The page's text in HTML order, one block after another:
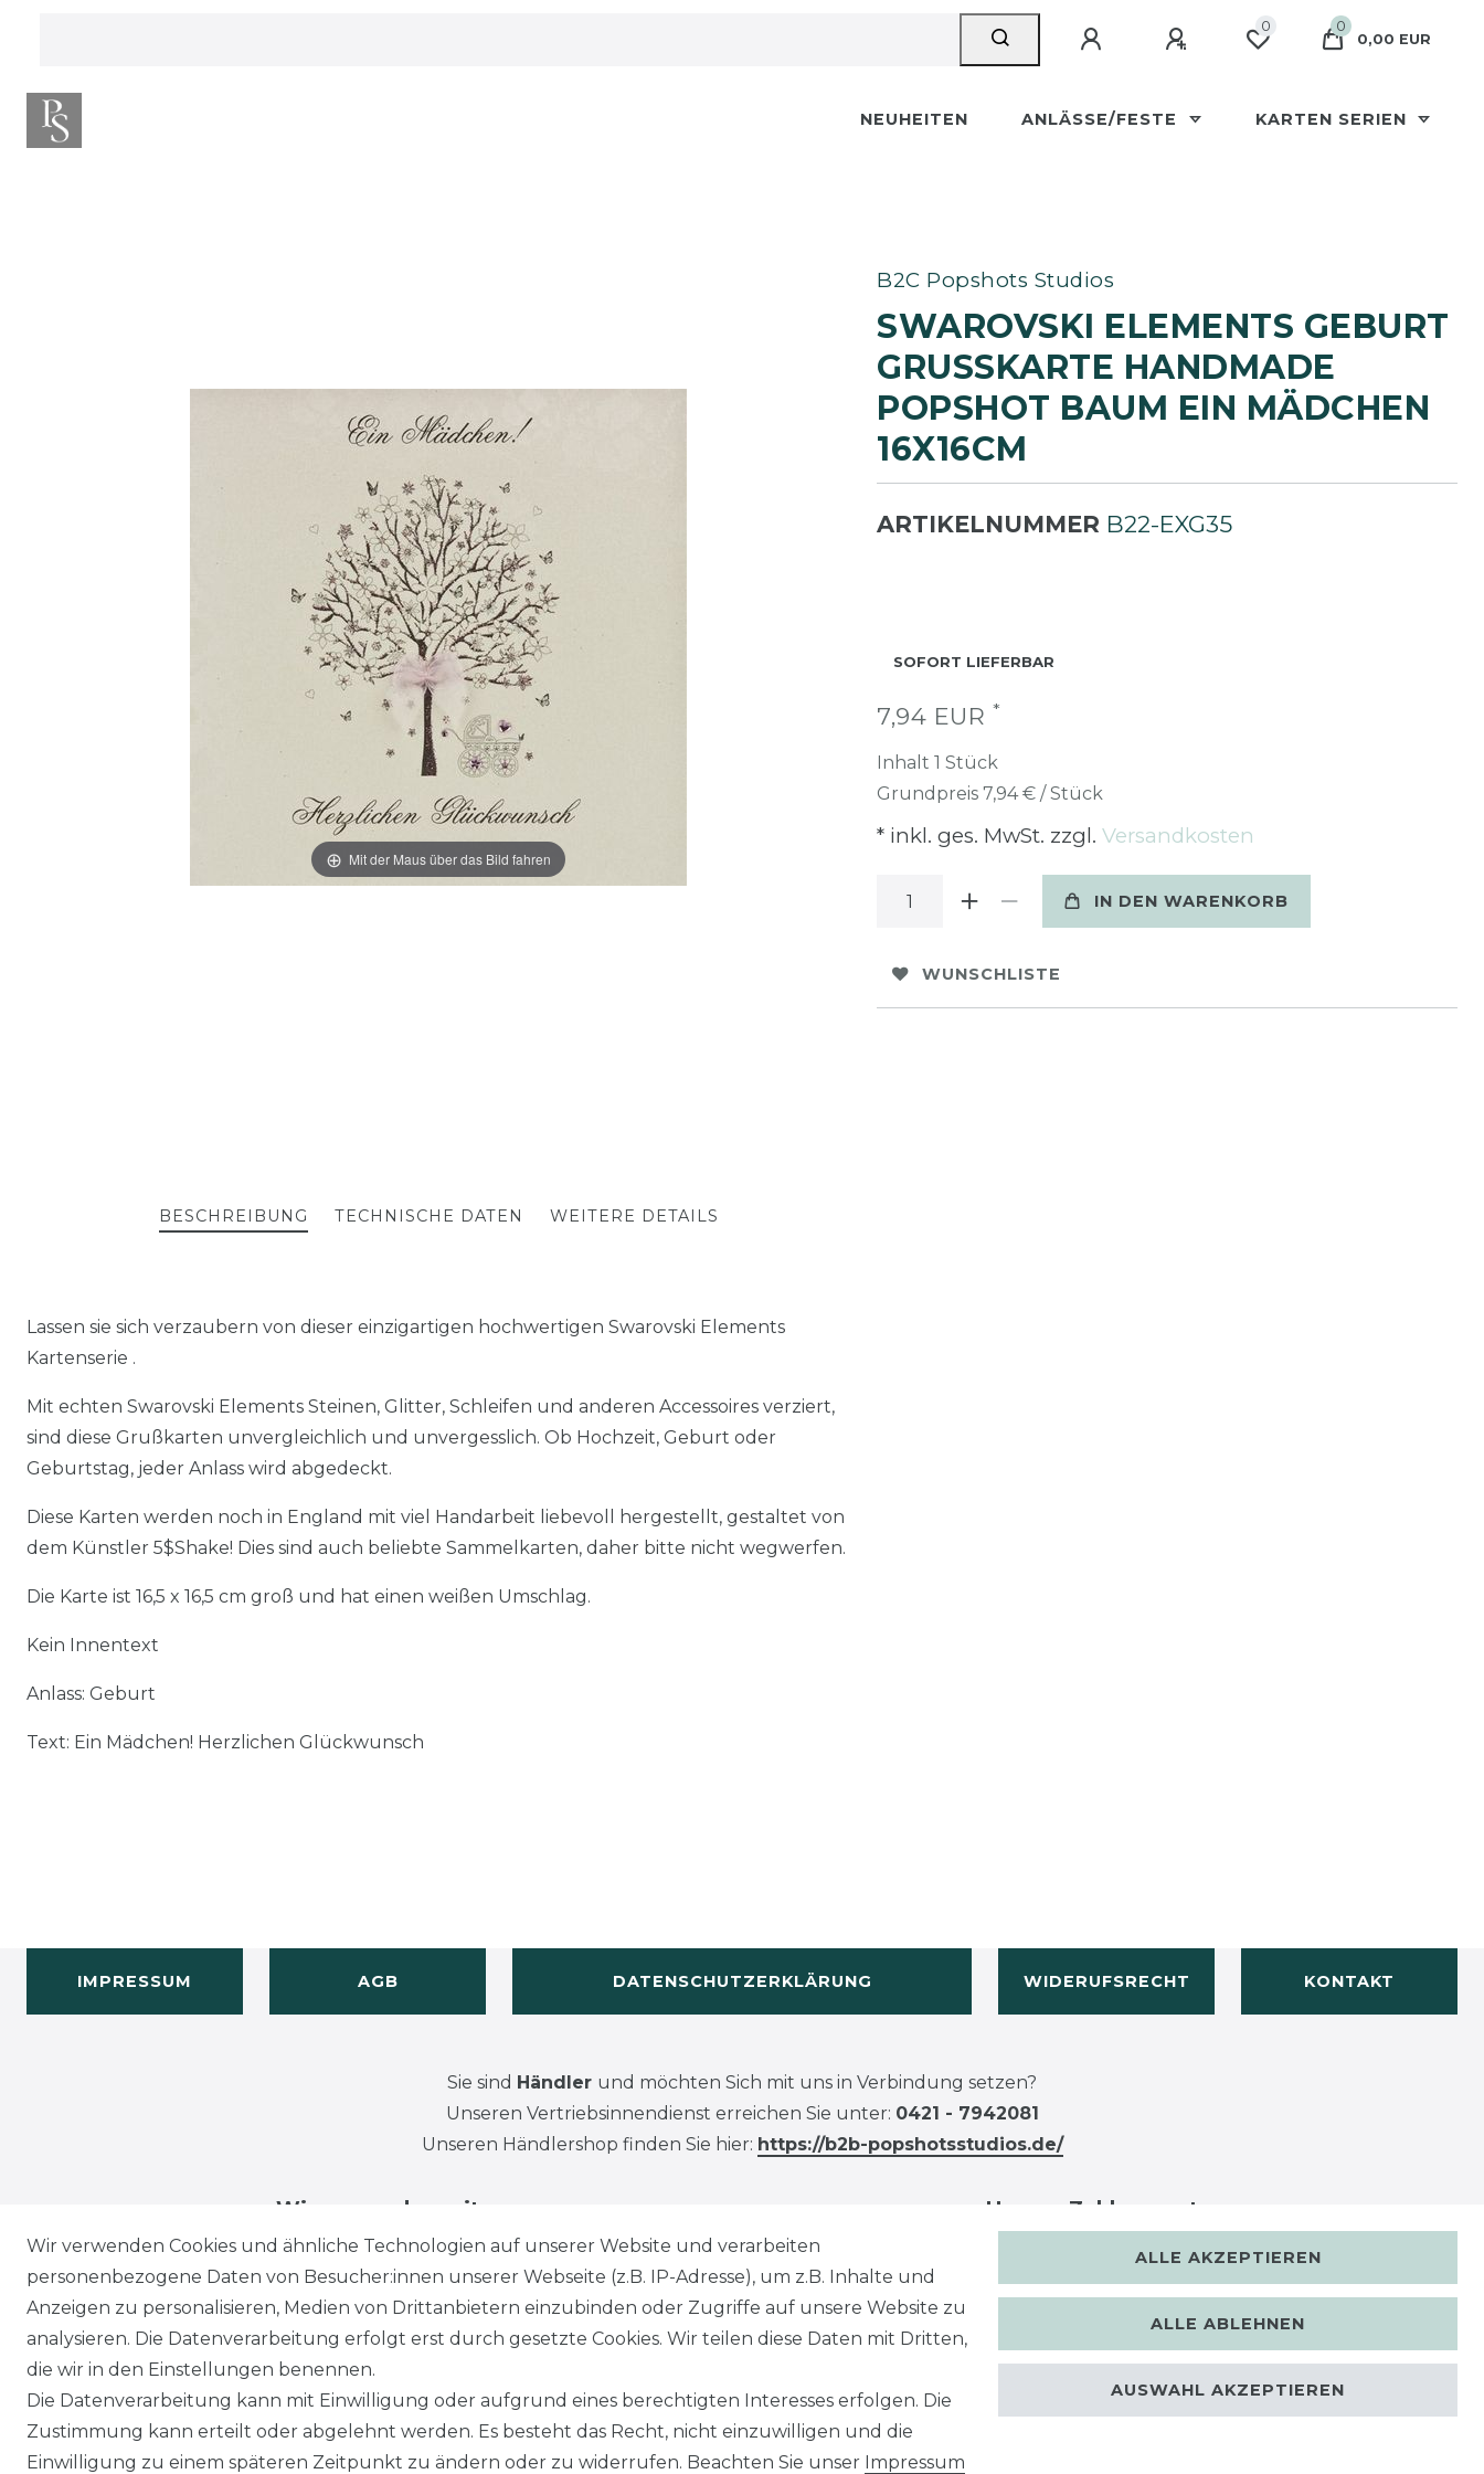
0
0
0,00 EUR
NEUHEITEN ANLÄSSE/FESTE KARTEN SERIEN
Mit der Maus über das Bild fahren
B2C Popshots Studios
SWAROVSKI ELEMENTS GEBURT
GRUSSKARTE HANDMADE P
OPSHOT BAUM EIN MÄDCHEN 1
6X16CM
ARTIKELNUMMER B22-EXG35
SOFORT LIEFERBAR
7,94 EUR *
Inhalt 1 Stück
Grundpreis 7,94 € / Stück
* inkl. ges. MwSt. zzgl. Versandkosten
IN DEN WARENKORB
WUNSCHLISTE
BESCHREIBUNG TECHNISCHE DATEN WEITERE DETAILS
Lassen sie sich verzaubern von dieser einzigartigen hochwertigen Swarovski Elements
Kartenserie .
Mit echten Swarovski Elements Steinen, Glitter, Schleifen und anderen Accessoires verziert,
sind diese Grußkarten unvergleichlich und unvergesslich. Ob Hochzeit, Geburt oder
Geburtstag, jeder Anlass wird abgedeckt.
Diese Karten werden noch in England mit viel Handarbeit liebevoll hergestellt, gestaltet von
dem Künstler 5$Shake! Dies sind auch beliebte Sammelkarten, daher bitte nicht wegwerfen.
Die Karte ist 16,5 x 16,5 cm groß und hat einen weißen Umschlag.
Kein Innentext
Anlass: Geburt
Text: Ein Mädchen! Herzlichen Glückwunsch
IMPRESSUM AGB DATENSCHUTZERKLÄRUNG WIDERUFSRECHT KONTAKT
Sie sind Händler und möchten Sich mit uns in Verbindung setzen?
Unseren Vertriebsinnendienst erreichen Sie unter: 0421 - 7942081
Unseren Händlershop finden Sie hier: https://b2b-popshotsstudios.de/
Wir versenden mit Unsere Zahlungsarten
Wir verwenden Cookies und ähnliche Technologien auf unserer Website und verarbeiten
personenbezogene Daten von Besucher:innen unserer Webseite (z.B. IP-Adresse), um z.B. Inhalte und
Anzeigen zu personalisieren, Medien von Drittanbietern einzubinden oder Zugriffe auf unsere Website zu
analysieren. Die Datenverarbeitung erfolgt erst durch gesetzte Cookies. Wir teilen diese Daten mit Dritten,
die wir in den Einstellungen benennen.
Die Datenverarbeitung kann mit Einwilligung oder aufgrund eines berechtigten Interesses erfolgen. Die
Zustimmung kann erteilt oder abgelehnt werden. Es besteht das Recht, nicht einzuwilligen und die
Einwilligung zu einem späteren Zeitpunkt zu ändern oder zu widerrufen. Beachten Sie unser Impressum
ALLE AKZEPTIEREN
ALLE ABLEHNEN
AUSWAHL AKZEPTIEREN